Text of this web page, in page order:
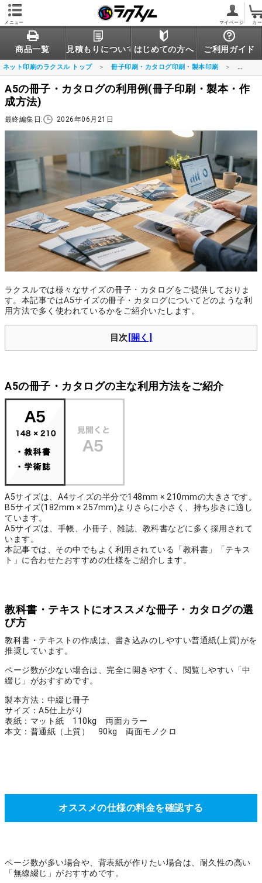
メニュー マイページ カ
商品一覧 見積もりについてはじめての方へ ご利用ガイド
ネット印刷のラクスル トップ 冊子印刷・カタログ印刷・製本印刷 A5の冊
A5の冊子・カタログの利用例(冊子印刷・製本・作
成方法)
最終編集日: 2026年06月21日
ラクスルでは様々なサイズの冊子・カタログをご提供しておりま
す。本記事ではA5サイズの冊子・カタログについてどのような利
用方法で多く使われているかをご紹介いたします。
目次
A5の冊子・カタログの主な利用方法をご紹介
A5サイズは、A4サイズの半分で148mm × 210mmの大きさです。
B5サイズ(182mm × 257mm)よりさらに小さく、持ち歩きに適し
ています。
A5サイズは、手帳、小冊子、雑誌、教科書などに多く採用されて
います。
本記事では、その中でもよく利用されている「教科書」「テキス
ト」に合わせたおすすめの仕様をご紹介します。
教科書・テキストにオススメな冊子・カタログの選
び方
教科書・テキストの作成は、書き込みのしやすい普通紙(上質)がを
推奨しています。
ページ数が少ない場合は、完全に開きやすく、閲覧しやすい「中
綴じ」がおすすめです。
製本方法：中綴じ冊子
サイズ：A5仕上がり
表紙：マット紙 110kg 両面カラー
本文：普通紙（上質） 90kg 両面モノクロ
オススメの仕様の料金を確認する
ページ数が多い場合や、背表紙が作りたい場合は、耐久性の高い
「無線綴じ」がおすすめです。